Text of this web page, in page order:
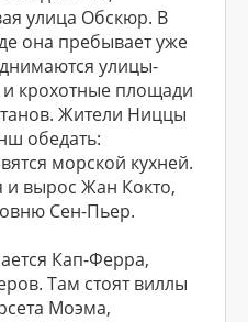
улица Обскюр. В
она пребывает уже
улицы-
крохотные площади
Жители Ниццы
обедать:
морской кухней.
и вырос Жан Кокто,
Сен-Пьер.
Кап-Ферра,
Там стоят виллы
Моэма,